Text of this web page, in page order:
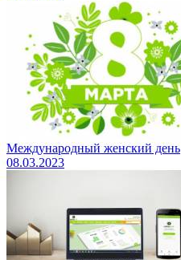
Международный женский день
08.03.2023